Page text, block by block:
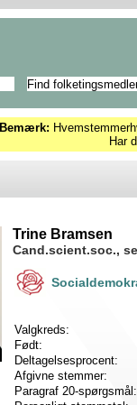
Bemærk:
Har
Trine Bramsen
Cand.scient.soc.,
Valgkreds:
Født:
Deltagelsesprocent:
Afgivne stemmer:
Paragraf 20-spørgsmål: